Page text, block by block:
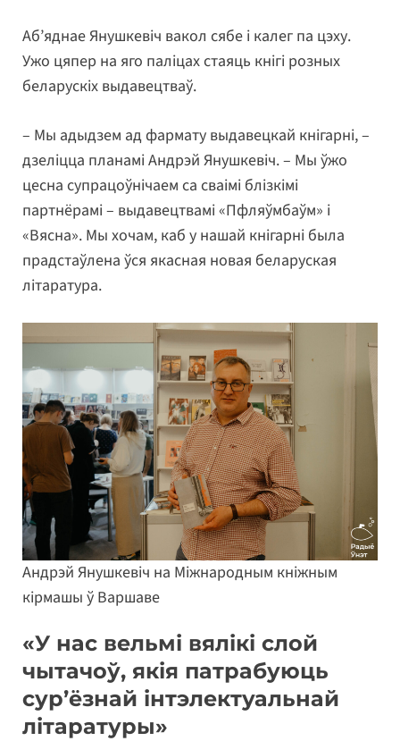
Аб’яднае Янушкевіч вакол сябе і калег па цэху.
Ужо цяпер на яго паліцах стаяць кнігі розных
беларускіх выдавецтваў.
– Мы адыдзем ад фармату выдавецкай кнігарні, –
дзеліцца планамі Андрэй Янушкевіч. – Мы ўжо
цесна супрацоўнічаем са сваімі блізкімі
партнёрамі – выдавецтвамі «Пфляўмбаўм» і
«Вясна». Мы хочам, каб у нашай кнігарні была
прадстаўлена ўся якасная новая беларуская
літаратура.
Андрэй Янушкевіч на Міжнародным кніжным
кірмашы ў Варшаве
«У нас вельмі вялікі слой
чытачоў, якія патрабуюць
сур’ёзнай інтэлектуальнай
літаратуры»